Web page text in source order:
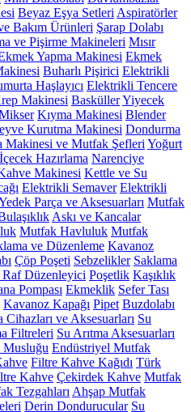
Beyaz Eşya Setleri Aspiratörler
Bakım Ürünleri Şarap Dolabı
ve Pişirme Makineleri Mısır
Yapma Makinesi Ekmek
Buharlı Pişirici Elektrikli
Haşlayıcı Elektrikli Tencere
Makinesi BasküllerYiyecek
Kıyma Makinesi Blender
Kurutma Makinesi Dondurma
Makinesi ve Mutfak Şefleri Yoğurt
İçecek Hazırlama Narenciye
Makinesi Kettle ve Su
Elektrikli Semaver Elektrikli
Parça ve Aksesuarları Mutfak
Askı ve Kancalar
Mutfak Havluluk Mutfak
ve Düzenleme Kavanoz
Çöp Poşeti Sebzelikler Saklama
Düzenleyici Poşetlik Kaşıklık
Pompası Ekmeklik Sefer Tası
Kavanoz Kapağı Pipet Buzdolabı
Cihazları ve Aksesuarları Su
Filtreleri Su Arıtma Aksesuarları
Musluğu Endüstriyel Mutfak
Filtre Kahve Kağıdı Türk
Kahve Çekirdek Kahve Mutfak
Tezgahları Ahşap Mutfak
Derin Dondurucular Su